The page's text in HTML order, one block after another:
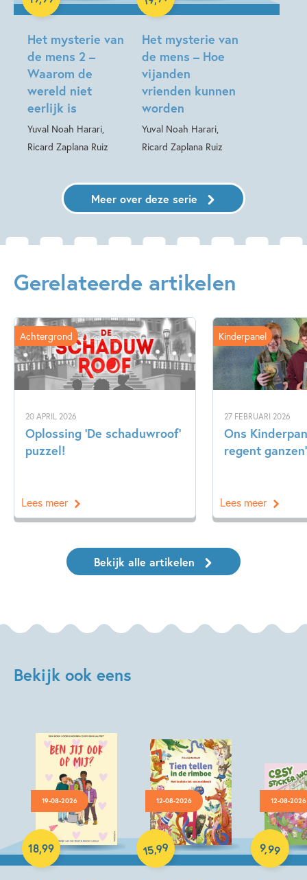
Het mysterie van
de mens 2 –
Waarom de
wereld niet
eerlijk is
Yuval Noah Harari,
Ricard Zaplana Ruiz
Hardcover
Het mysterie van
de mens – Hoe
vijanden
vrienden kunnen
worden
Yuval Noah Harari,
Ricard Zaplana Ruiz
Hardcover
Meer over deze serie
Gerelateerde artikelen
20 APRIL 2026
Oplossing ‘De schaduwroof’
puzzel!
Achtergrond
Lees meer
27 FEBRUARI 2026
Ons
regent ganzen’
Kinderpanel
Lees meer
Bekijk alle artikelen
Bekijk ook eens
19-08-2026
18,99
Hardcover
12-08-2026
15,99
Hardcover
12-08-2026
9,99
Paperback